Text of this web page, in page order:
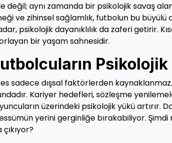
aynı zamanda bir psikolojik savaş
ve zihinsel sağlamlık, futbolun bu büyülü
psikolojik dayanıklılık da zaferi getirir.
bir yaşam sahnesidir.
sadece dışsal faktörlerden
Kariyer hedefleri, sözleşme
üzerindeki psikolojik yükü artırır.
yerini gerginliğe bırakabiliyor.